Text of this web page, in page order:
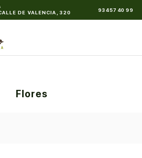
DE VALENCIA, 320
93 457 40 99
Flores